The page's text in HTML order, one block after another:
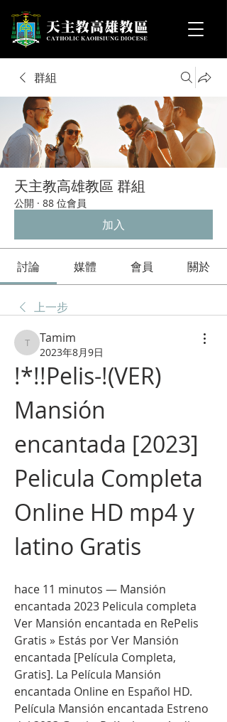
群組
天主教高雄教區 群組
公開 · 88 位會員
加入
討論 媒體 會員 關於
上一步
Tamim
Tamim
2023年8月9日
!*!!Pelis-!(VER)
Mansión
encantada [2023]
Pelicula Completa
Online HD mp4 y
latino Gratis
hace 11 minutos — Mansión
encantada 2023 Pelicula completa
Ver Mansión encantada en RePelis
Gratis » Estás por Ver Mansión
encantada [Película Completa,
Gratis]. La Película Mansión
encantada Online en Español HD.
Película Mansión encantada Estreno